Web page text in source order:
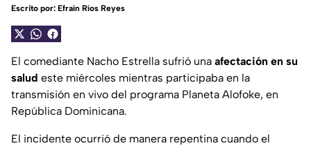
Escrito por: Efraín Ríos Reyes
El comediante Nacho Estrella sufrió una afectación en su
salud este miércoles mientras participaba en la
transmisión en vivo del programa Planeta Alofoke, en
República Dominicana.
El incidente ocurrió de manera repentina cuando el